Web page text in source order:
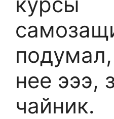
нее эээ,
чайник.